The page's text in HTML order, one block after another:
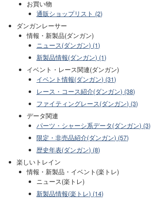
お買い物
通販ショップリスト (2)
ダンガンレーサー
情報・新製品(ダンガン)
ニュース(ダンガン) (1)
新製品情報(ダンガン) (1)
イベント・レース関連(ダンガン)
イベント情報(ダンガン) (31)
レース・コース紹介(ダンガン) (38)
ファイティングレース(ダンガン) (3)
データ関連
パーツ・シャーシ系データ(ダンガン) (3)
限定・非売品紹介(ダンガン) (57)
歴史年表(ダンガン) (8)
楽しいトレイン
情報・新製品・イベント(楽トレ)
ニュース(楽トレ)
新製品情報(楽トレ) (14)